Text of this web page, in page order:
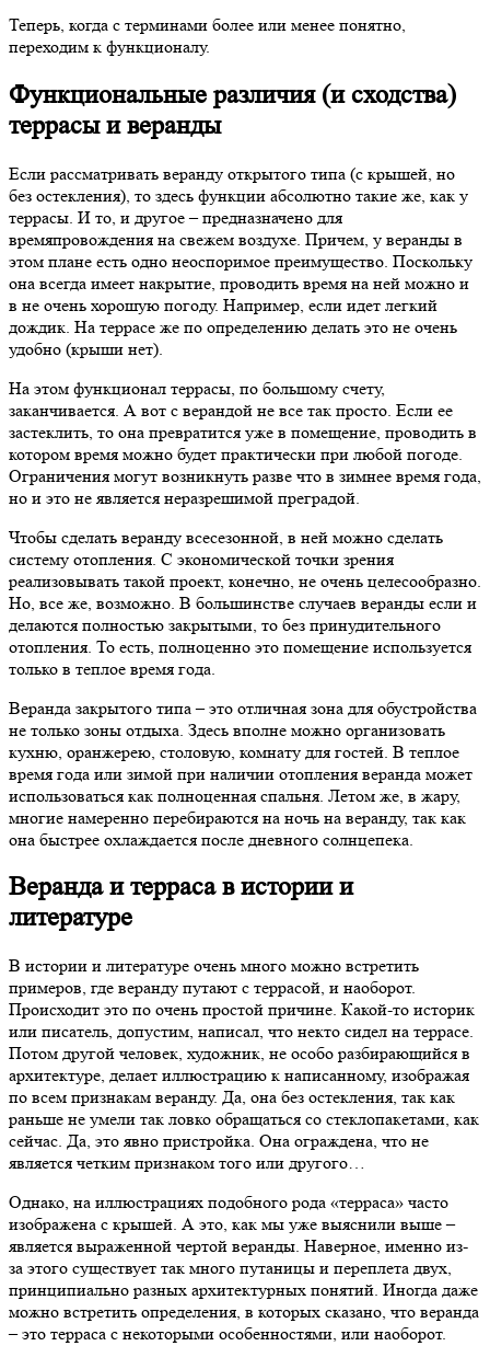
Теперь, когда с терминами более или менее понятно,
переходим к функционалу.
Функциональные различия (и сходства)
террасы и веранды
Если рассматривать веранду открытого типа (с крышей, но
без остекления), то здесь функции абсолютно такие же, как у
террасы. И то, и другое – предназначено для
времяпровождения на свежем воздухе. Причем, у веранды в
этом плане есть одно неоспоримое преимущество. Поскольку
она всегда имеет накрытие, проводить время на ней можно и
в не очень хорошую погоду. Например, если идет легкий
дождик. На террасе же по определению делать это не очень
удобно (крыши нет).
На этом функционал террасы, по большому счету,
заканчивается. А вот с верандой не все так просто. Если ее
застеклить, то она превратится уже в помещение, проводить в
котором время можно будет практически при любой погоде.
Ограничения могут возникнуть разве что в зимнее время года,
но и это не является неразрешимой преградой.
Чтобы сделать веранду всесезонной, в ней можно сделать
систему отопления. С экономической точки зрения
реализовывать такой проект, конечно, не очень целесообразно.
Но, все же, возможно. В большинстве случаев веранды если и
делаются полностью закрытыми, то без принудительного
отопления. То есть, полноценно это помещение используется
только в теплое время года.
Веранда закрытого типа – это отличная зона для обустройства
не только зоны отдыха. Здесь вполне можно организовать
кухню, оранжерею, столовую, комнату для гостей. В теплое
время года или зимой при наличии отопления веранда может
использоваться как полноценная спальня. Летом же, в жару,
многие намеренно перебираются на ночь на веранду, так как
она быстрее охлаждается после дневного солнцепека.
Веранда и терраса в истории и
литературе
В истории и литературе очень много можно встретить
примеров, где веранду путают с террасой, и наоборот.
Происходит это по очень простой причине. Какой-то историк
или писатель, допустим, написал, что некто сидел на террасе.
Потом другой человек, художник, не особо разбирающийся в
архитектуре, делает иллюстрацию к написанному, изображая
по всем признакам веранду. Да, она без остекления, так как
раньше не умели так ловко обращаться со стеклопакетами, как
сейчас. Да, это явно пристройка. Она ограждена, что не
является четким признаком того или другого…
Однако, на иллюстрациях подобного рода «терраса» часто
изображена с крышей. А это, как мы уже выяснили выше –
является выраженной чертой веранды. Наверное, именно из-
за этого существует так много путаницы и переплета двух,
принципиально разных архитектурных понятий. Иногда даже
можно встретить определения, в которых сказано, что веранда
– это терраса с некоторыми особенностями, или наоборот.